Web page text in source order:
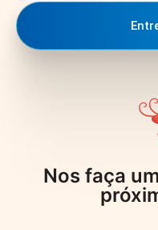
Nos faça